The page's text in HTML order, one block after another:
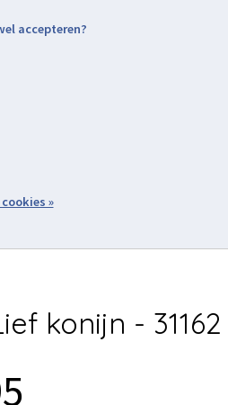
konijn - 31162
accepteren?
»